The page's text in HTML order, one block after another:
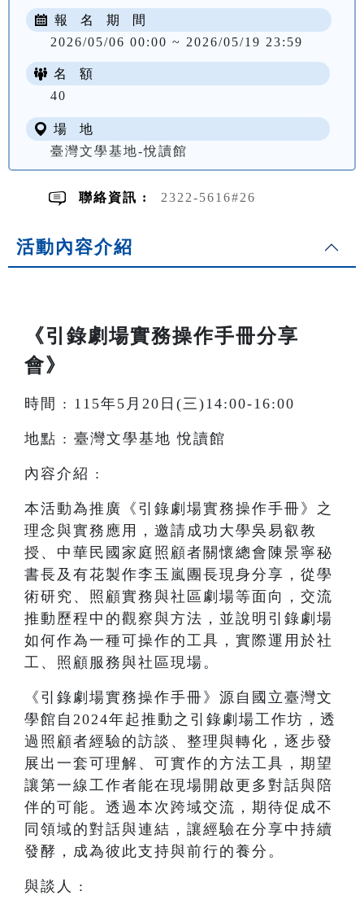
報 名 期 間
2026/05/06 00:00 ~ 2026/05/19 23:59
名 額
40
場 地
臺灣文學基地-悅讀館
聯絡資訊 : 2322-5616#26
活動內容介紹
《引錄劇場實務操作手冊分享
會》
時間 : 115年5月20日(三)14:00-16:00
地點 : 臺灣文學基地 悅讀館
內容介紹 :
本活動為推廣《引錄劇場實務操作手冊》之
理念與實務應用，邀請成功大學吳易叡教
授、中華民國家庭照顧者關懷總會陳景寧秘
書長及有花製作李玉嵐團長現身分享，從學
術研究、照顧實務與社區劇場等面向，交流
推動歷程中的觀察與方法，並說明引錄劇場
如何作為一種可操作的工具，實際運用於社
工、照顧服務與社區現場。
《引錄劇場實務操作手冊》源自國立臺灣文
學館自2024年起推動之引錄劇場工作坊，透
過照顧者經驗的訪談、整理與轉化，逐步發
展出一套可理解、可實作的方法工具，期望
讓第一線工作者能在現場開啟更多對話與陪
伴的可能。透過本次跨域交流，期待促成不
同領域的對話與連結，讓經驗在分享中持續
發酵，成為彼此支持與前行的養分。
與談人 :